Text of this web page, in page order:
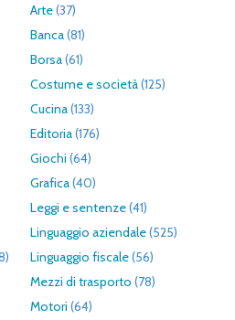
Arte(37)
Banca(81)
Borsa(61)
Costume e società(125)
Cucina(133)
Editoria(176)
Giochi (64)
Grafica(40)
Leggi e sentenze(41)
Linguaggio aziendale(525)
Linguaggio fiscale(56)
Mezzi di trasporto (78)
Motori (64)